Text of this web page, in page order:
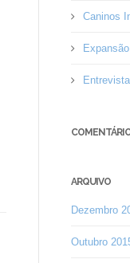
Caninos
ARQUIVO
Dezembro
Outubro